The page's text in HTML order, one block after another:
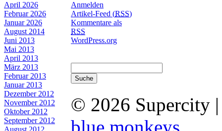
April 2026
Februar 2026
Januar 2026
August 2014
Juni 2013
Mai 2013
April 2013
März 2013
Februar 2013
Januar 2013
Dezember 2012
November 2012
Oktober 2012
September 2012
Anmelden
Artikel-Feed (RSS)
Kommentare als
RSS
WordPress.org
© 2026 Supercity